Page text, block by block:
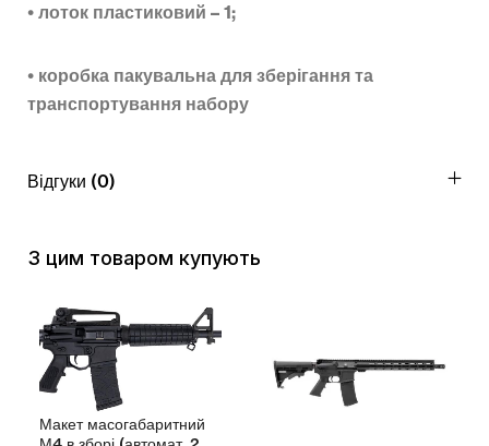
• лоток пластиковий – 1;
• коробка пакувальна для зберігання та
транспортування набору
Відгуки (0)
З цим товаром купують